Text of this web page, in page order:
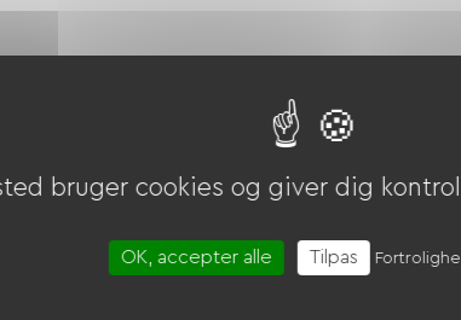
bruger cookies og giver dig
OK, accepter alle Tilpas